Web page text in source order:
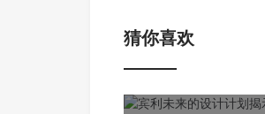
猜你喜欢